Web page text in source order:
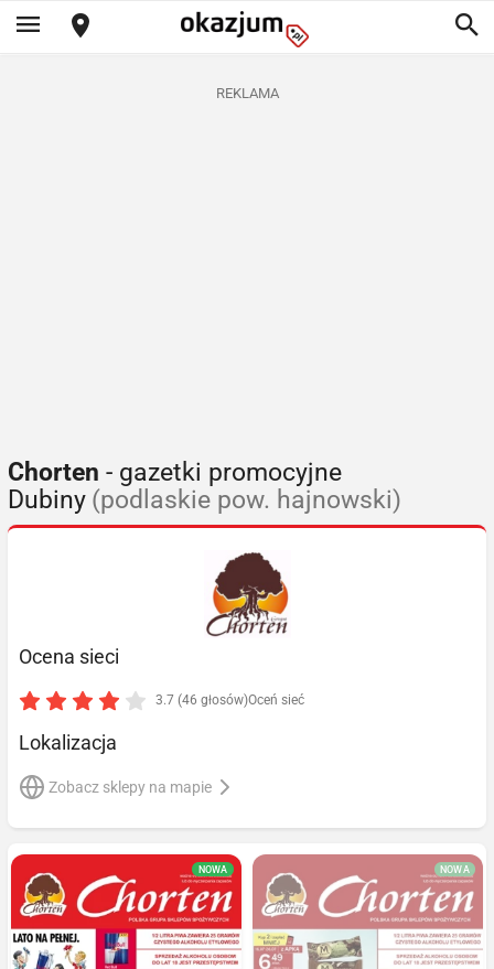
REKLAMA
Chorten - gazetki promocyjne
Dubiny (podlaskie pow. hajnowski)
Ocena sieci
3.7 (46 głosów)Oceń sieć
Lokalizacja
Zobacz sklepy na mapie
NOWA NOWA